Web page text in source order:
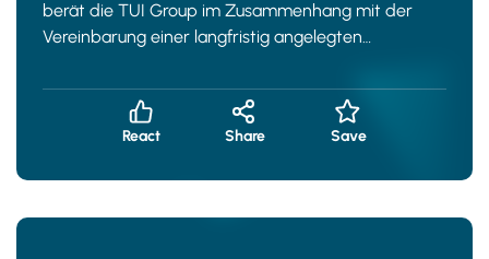
berät die TUI Group im Zusammenhang mit der
Vereinbarung einer langfristig angelegten
React Share Save